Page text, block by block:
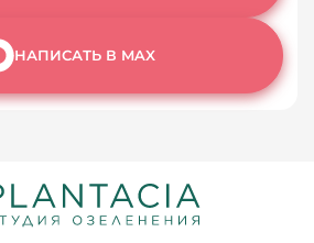
НАПИСАТЬ В MAX